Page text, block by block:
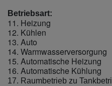
Betriebsart:
11. Heizung
12. Kühlen
13. Auto
14. Warmwasserversorgung
15. Automatische Heizung
16. Automatische Kühlung
17. Raumbetrieb zu